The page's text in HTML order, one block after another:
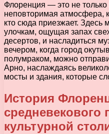
Флоренция — это не только
неповторимая атмосфера,
кто сюда приезжает. Здесь
улочкам, ощущая запах
десертов, и насладиться
вечером, когда город
полумраком, можно
Арно, наслаждаясь
мосты и здания, которые
История
средневекового
культурной